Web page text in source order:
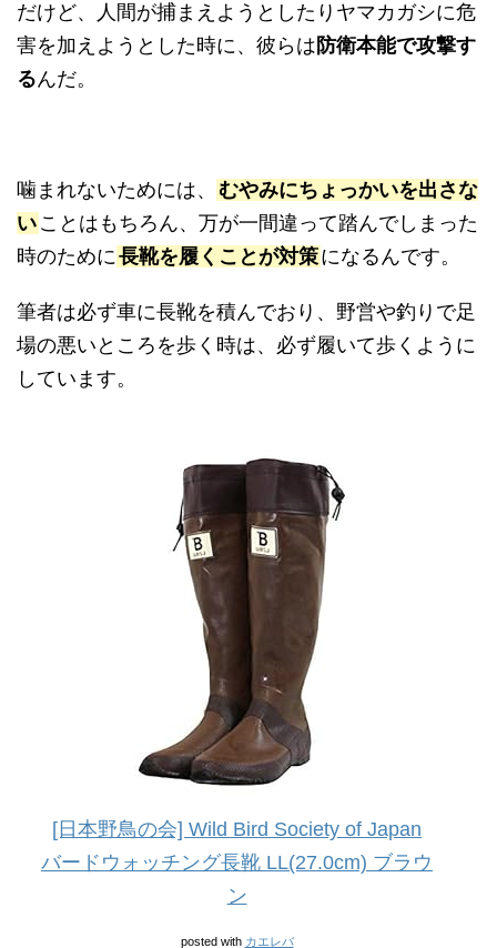
だけど、人間が捕まえようとしたりヤマカガシに危
害を加えようとした時に、彼らは 防衛本能で攻撃す
るんだ。
噛まれないためには、
むやみにちょっかいを出さな
い ことはもちろん、万が一間違って踏んでしまった
時のために長靴を履くことが対策になるんです。
筆者は必ず車に長靴を積んでおり、野営や釣りで足
場の悪いところを歩く時は、必ず履いて歩くように
しています。
[日本野鳥の会] Wild Bird Society of Japan
バードウォッチング長靴 LL(27.0cm) ブラウ
ン
posted with カエレバ